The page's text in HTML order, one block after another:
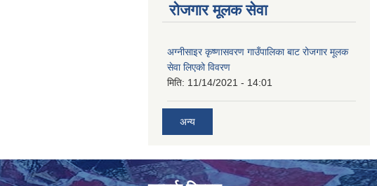
रोजगार मूलक सेवा
अग्नीसाइर कृष्णासवरण गाउँपालिका बाट रोजगार मूलक
सेवा लिएको विवरण
मिति: 11/14/2021 - 14:01
अन्य